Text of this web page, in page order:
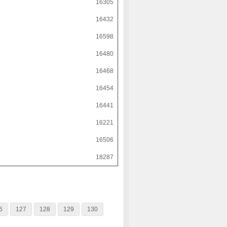
16305
16432
16598
16480
16468
16454
16441
16221
16506
18287
127 128 129 130